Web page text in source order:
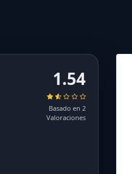
1.54
Basado en 2
Valoraciones